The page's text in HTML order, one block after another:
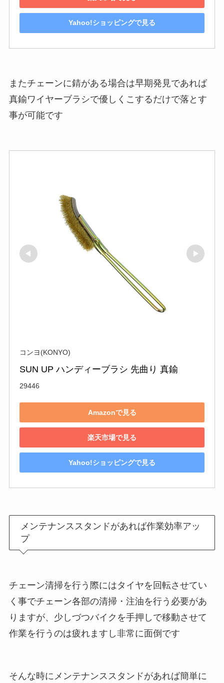
Yahoo!ショッピングで見る
またチェーンに錆がある場合は早期発見であれば
真鍮ワイヤーブラシで優しくこするだけで落とす
事が可能です
コンヨ(KONYO)
SUN UP ハンディーブラシ 先曲り 真鍮
29446
Amazonで見る
楽天市場で見る
Yahoo!ショッピングで見る
メンテナンススタンドがあれば作業効率アッ
プ
チェーン清掃を行う際にはタイヤを回転させてい
く事でチェーン各部の清掃・注油を行う必要があ
りますが、少しづつバイクを手押しで移動させて
作業を行うのは疲れますし非常に面倒です
そんな時にメンテナンススタンドがあれば簡単に